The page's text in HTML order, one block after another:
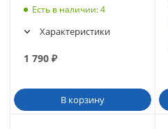
Есть в наличии: 4
Характеристики
1 790 ₽
В корзину